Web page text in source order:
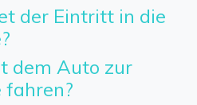
der Eintritt in die
dem Auto zur